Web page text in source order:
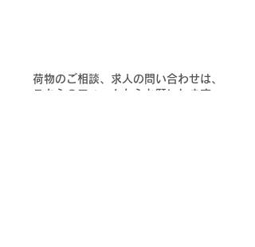
​荷物のご相談、求人の問い合わせは、
こちらのフォームからお願いします。